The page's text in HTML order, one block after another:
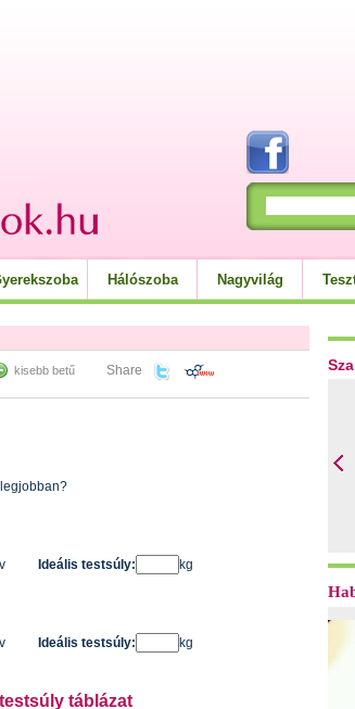
Hálószoba Nagyvilág
Share
kisebb betű
Ideális testsúly: kg
Ideális testsúly: kg
táblázat